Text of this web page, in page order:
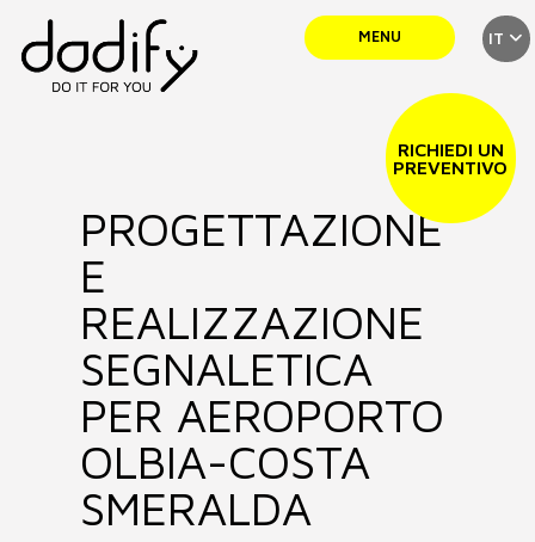
MENU
TEAM
PORTFOLIO
NEWS
CONTATTI
IT
PROGETTAZIONE
E
REALIZZAZIONE
SEGNALETICA
PER AEROPORTO
OLBIA-COSTA
SMERALDA
RICHIEDI UN
PREVENTIVO